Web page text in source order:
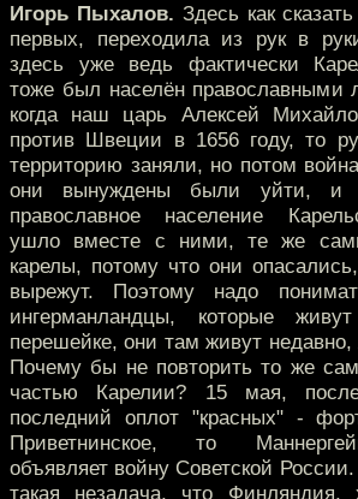
Игорь Пыхалов. Здесь как
первых, переходила из рук в
здесь уже ведь фактически
тоже был населён православными
когда наш царь Алексей
против Швеции в 1656 году, то
территорию заняли, но потом
они вынуждены были уйти, и
православное население
ушло вместе с ними, те же
карелы, потому что они
вырежут. Поэтому надо
ингерманландцы, которые
перешейке, они там живут недавно,
Почему бы не повторить то же
частью Карелии? 15 мая,
последний оплот "красных" -
Приветнинское, то
объявляет войну Советской
такая незадача, что Финляндия,